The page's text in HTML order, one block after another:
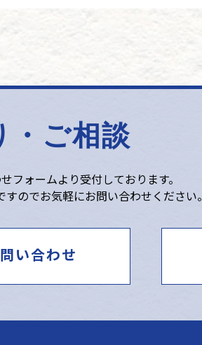
・ご相談
フォームより受付しております。
すのでお気軽にお問い合わせください。
い合わせ